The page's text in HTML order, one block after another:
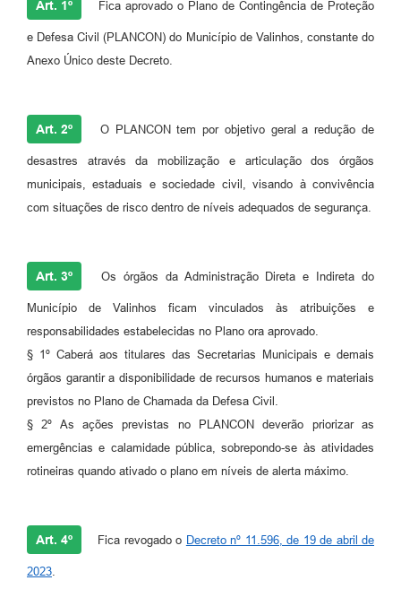
Contato
Art. 1º Fica aprovado o Plano de Contingência de Proteção
e Defesa Civil (PLANCON) do Município de Valinhos, constante do
Anexo Único deste Decreto.
Art. 2º O PLANCON tem por objetivo geral a redução de
desastres através da mobilização e articulação dos órgãos
municipais, estaduais e sociedade civil, visando à convivência
com situações de risco dentro de níveis adequados de segurança.
Art. 3º Os órgãos da Administração Direta e Indireta do
Município de Valinhos ficam vinculados às atribuições e
responsabilidades estabelecidas no Plano ora aprovado.
§ 1º Caberá aos titulares das Secretarias Municipais e demais
órgãos garantir a disponibilidade de recursos humanos e materiais
previstos no Plano de Chamada da Defesa Civil.
§ 2º As ações previstas no PLANCON deverão priorizar as
emergências e calamidade pública, sobrepondo-se às atividades
rotineiras quando ativado o plano em níveis de alerta máximo.
Art. 4º Fica revogado o Decreto nº 11.596, de 19 de abril de
2023